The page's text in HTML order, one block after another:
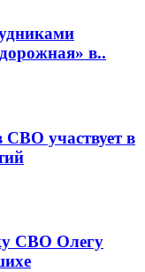
в..
СВО участвует в
СВО Олегу